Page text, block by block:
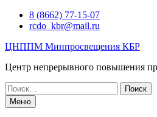
Перейти8 (8662) 77-15-07
rcdo_kbr@mail.ru
ЦНППМ Минпросвещения КБР
Центр непрерывного повышения
Искать:
Меню